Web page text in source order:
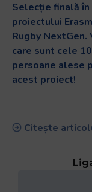
Selecție finală în
proiectului
Rugby NextGen.
care sunt cele 10
persoane alese
acest proiect!
Citește